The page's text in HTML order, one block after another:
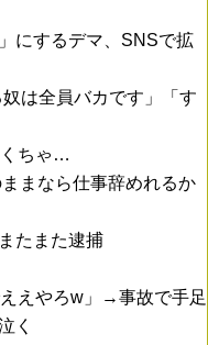
にするデマ、SNSで拡
は全員バカです」「す
くちゃ…
まなら仕事辞めれるか
たまた逮捕
えやろw」→事故で手足
く